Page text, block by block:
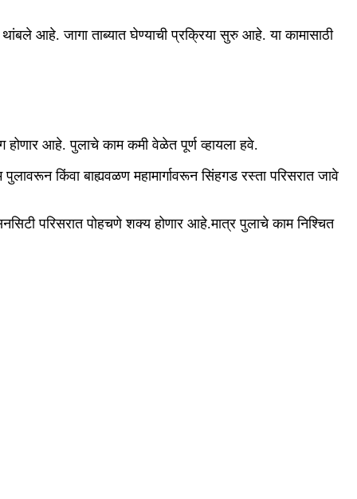
आहे. जागा ताब्यात घेण्याची प्रक्रिया सुरु आहे. या कामासाठी
होणार आहे. पुलाचे काम कमी वेळेत पूर्ण व्हायला हवे.
किंवा बाह्यवळण महामार्गावरून सिंहगड रस्ता परिसरात जावे
परिसरात पोहचणे शक्य होणार आहे.मात्र पुलाचे काम निश्चित